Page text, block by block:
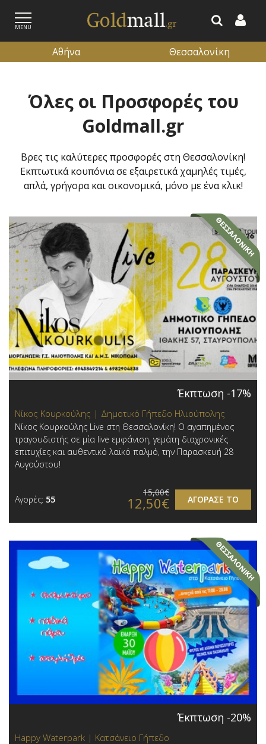
MENU
Αθήνα Θεσσαλονίκη
Όλες οι Προσφορές του
Goldmall.gr
Βρες τις καλύτερες προσφορές στη Θεσσαλονίκη!
Εκπτωτικά κουπόνια σε εξαιρετικά χαμηλές τιμές,
απλά, γρήγορα και οικονομικά, μόνο με ένα κλικ!
Έκπτωση -17%
Νίκος Κουρκούλης | Δημοτικό Γήπεδο Ηλιούπολης
Νίκος Κουρκούλης Live στη Θεσσαλονίκη! Ο αγαπημένος
τραγουδιστής σε μία live εμφάνιση, γεμάτη διαχρονικές
επιτυχίες και αυθεντικό λαϊκό παλμό, την Παρασκευή 28
Αυγούστου!
Αγορές: 55 ΑΓΟΡΑΣΕ ΤΟ
15,00€
12,50€
Έκπτωση -20%
Happy Waterpark | Κατσάνειο Γήπεδο